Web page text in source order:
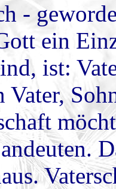
-
ein
ist:
Vater,